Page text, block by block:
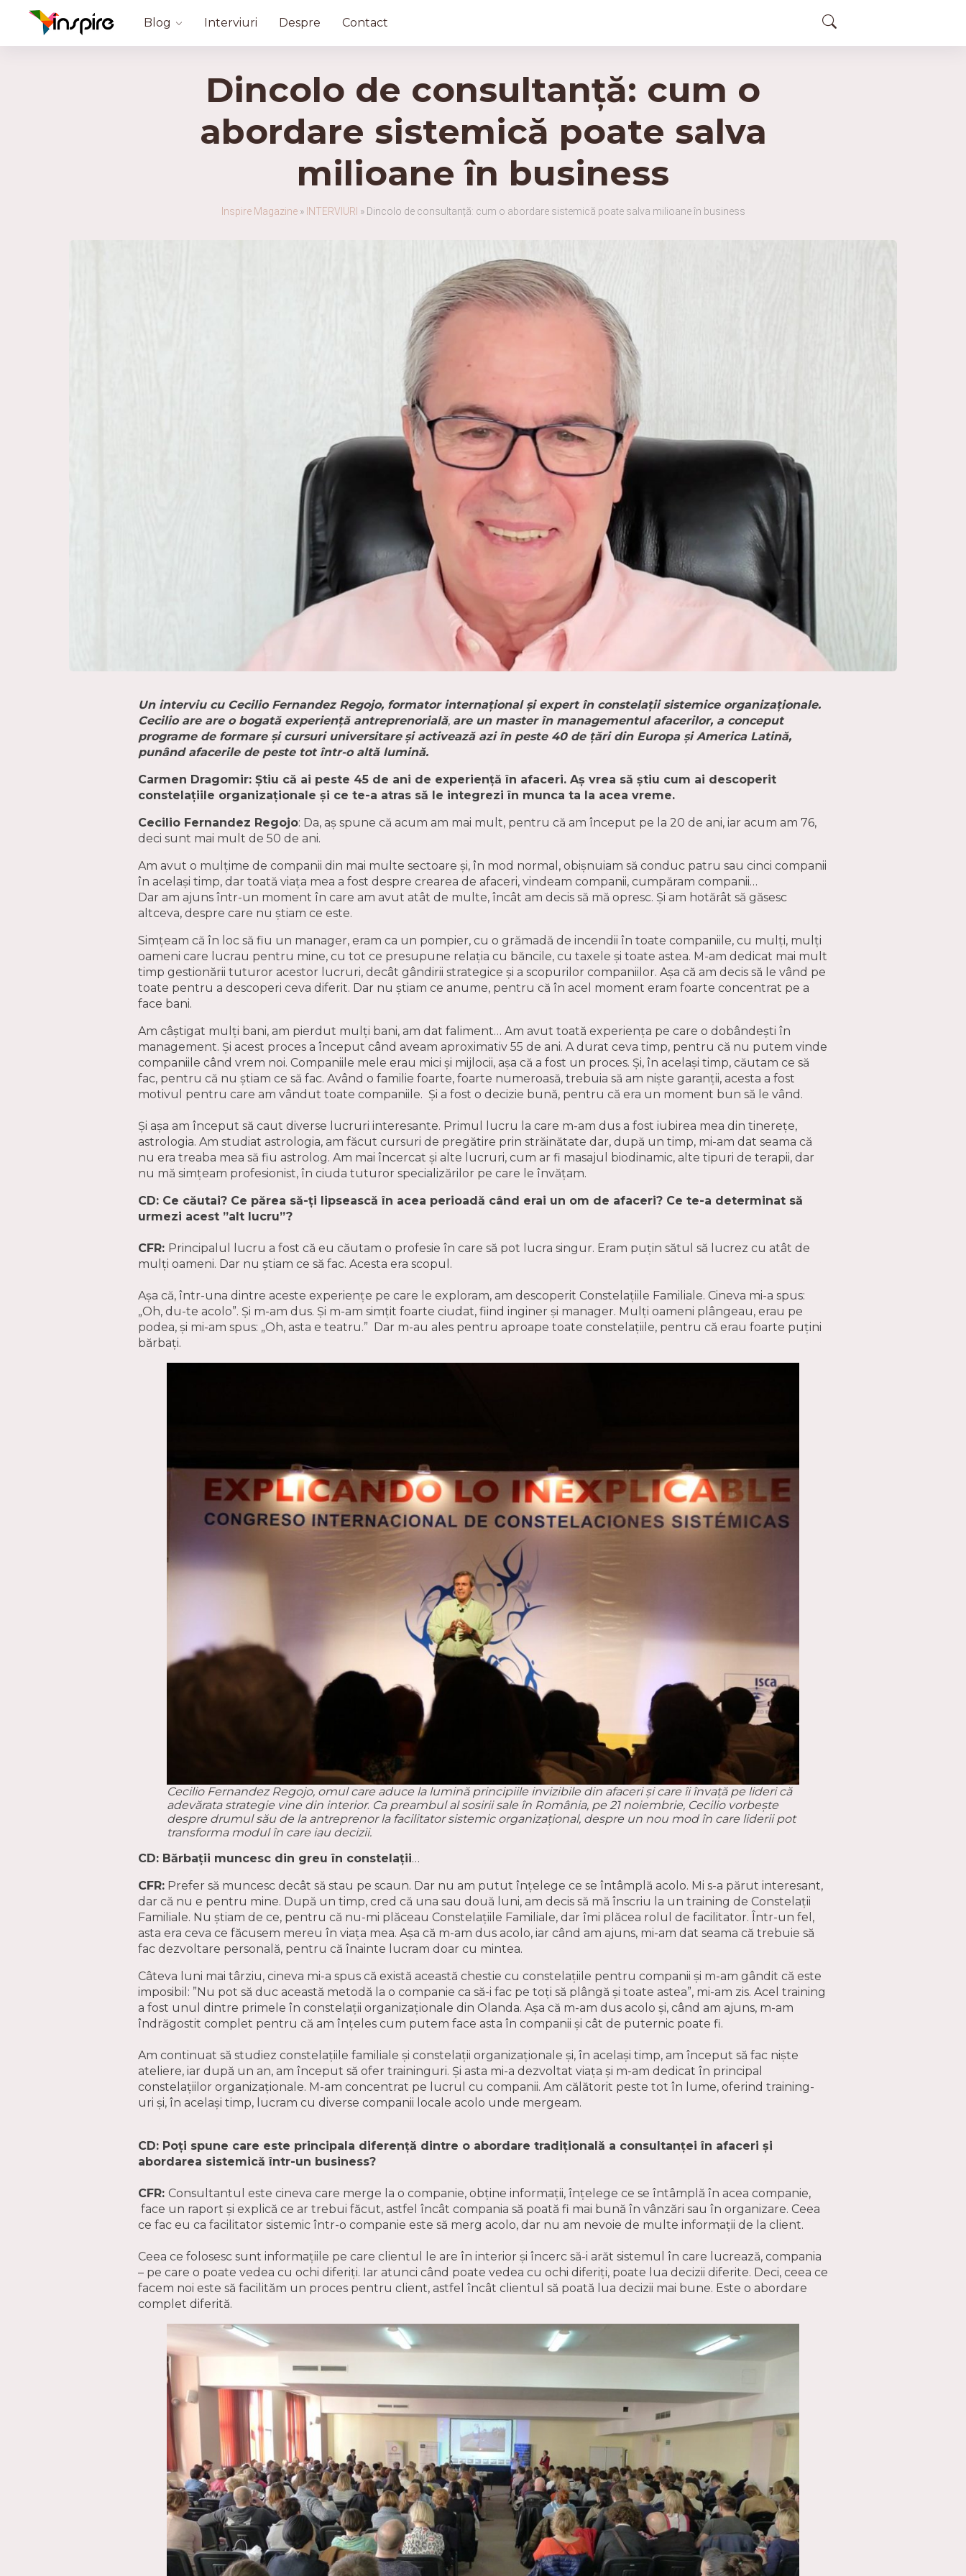
Blog Interviuri Despre Contact
Dincolo de consultanță: cum o
abordare sistemică poate salva
milioane în business
Inspire Magazine» INTERVIURI » Dincolo de consultanță: cum o abordare sistemică poate salva milioane în business
Un interviu cu Cecilio Fernandez Regojo, formator internațional și expert în constelații sistemice organizaționale.
Cecilio are are o bogată experiență antreprenorială, are un master în managementul afacerilor, a conceput
programe de formare și cursuri universitare și activează azi în peste 40 de țări din Europa și America Latină,
punând afacerile de peste tot într-o altă lumină.
Carmen Dragomir: Știu că ai peste 45 de ani de experiență în afaceri. Aș vrea să știu cum ai descoperit
constelațiile organizaționale și ce te-a atras să le integrezi în munca ta la acea vreme.
Cecilio Fernandez Regojo: Da, aș spune că acum am mai mult, pentru că am început pe la 20 de ani, iar acum am 76,
deci sunt mai mult de 50 de ani.
Am avut o mulțime de companii din mai multe sectoare și, în mod normal, obișnuiam să conduc patru sau cinci companii
în același timp, dar toată viața mea a fost despre crearea de afaceri, vindeam companii, cumpăram companii…
Dar am ajuns într-un moment în care am avut atât de multe, încât am decis să mă opresc. Și am hotărât să găsesc
altceva, despre care nu știam ce este.
Simțeam că în loc să fiu un manager, eram ca un pompier, cu o grămadă de incendii în toate companiile, cu mulți, mulți
oameni care lucrau pentru mine, cu tot ce presupune relația cu băncile, cu taxele și toate astea. M-am dedicat mai mult
timp gestionării tuturor acestor lucruri, decât gândirii strategice și a scopurilor companiilor. Așa că am decis să le vând pe
toate pentru a descoperi ceva diferit. Dar nu știam ce anume, pentru că în acel moment eram foarte concentrat pe a
face bani.
Am câștigat mulți bani, am pierdut mulți bani, am dat faliment… Am avut toată experiența pe care o dobândești în
management. Și acest proces a început când aveam aproximativ 55 de ani. A durat ceva timp, pentru că nu putem vinde
companiile când vrem noi. Companiile mele erau mici și mijlocii, așa că a fost un proces. Și, în același timp, căutam ce să
fac, pentru că nu știam ce să fac. Având o familie foarte, foarte numeroasă, trebuia să am niște garanții, acesta a fost
motivul pentru care am vândut toate companiile. Și a fost o decizie bună, pentru că era un moment bun să le vând.
Și așa am început să caut diverse lucruri interesante. Primul lucru la care m-am dus a fost iubirea mea din tinerețe,
astrologia. Am studiat astrologia, am făcut cursuri de pregătire prin străinătate dar, după un timp, mi-am dat seama că
nu era treaba mea să fiu astrolog. Am mai încercat și alte lucruri, cum ar fi masajul biodinamic, alte tipuri de terapii, dar
nu mă simțeam profesionist, în ciuda tuturor specializărilor pe care le învățam.
CD: Ce căutai? Ce părea să-ți lipsească în acea perioadă când erai un om de afaceri? Ce te-a determinat să
urmezi acest ”alt lucru”?
CFR: Principalul lucru a fost că eu căutam o profesie în care să pot lucra singur. Eram puțin sătul să lucrez cu atât de
mulți oameni. Dar nu știam ce să fac. Acesta era scopul.
Așa că, într-una dintre aceste experiențe pe care le exploram, am descoperit Constelațiile Familiale. Cineva mi-a spus:
„Oh, du-te acolo”. Și m-am dus. Și m-am simțit foarte ciudat, fiind inginer și manager. Mulți oameni plângeau, erau pe
podea, și mi-am spus: „Oh, asta e teatru.” Dar m-au ales pentru aproape toate constelațiile, pentru că erau foarte puțini
bărbați.
Cecilio Fernandez Regojo, omul care aduce la lumină principiile invizibile din afaceri și care îi învață pe lideri că
adevărata strategie vine din interior. Ca preambul al sosirii sale în România, pe 21 noiembrie, Cecilio vorbește
despre drumul său de la antreprenor la facilitator sistemic organizațional, despre un nou mod în care liderii pot
transforma modul în care iau decizii.
CD: Bărbații muncesc din greu în constelații…
CFR: Prefer să muncesc decât să stau pe scaun. Dar nu am putut înțelege ce se întâmplă acolo. Mi s-a părut interesant,
dar că nu e pentru mine. După un timp, cred că una sau două luni, am decis să mă înscriu la un training de Constelații
Familiale. Nu știam de ce, pentru că nu-mi plăceau Constelațiile Familiale, dar îmi plăcea rolul de facilitator. Într-un fel,
asta era ceva ce făcusem mereu în viața mea. Așa că m-am dus acolo, iar când am ajuns, mi-am dat seama că trebuie să
fac dezvoltare personală, pentru că înainte lucram doar cu mintea.
Câteva luni mai târziu, cineva mi-a spus că există această chestie cu constelațiile pentru companii și m-am gândit că este
imposibil: ”Nu pot să duc această metodă la o companie ca să-i fac pe toți să plângă și toate astea”, mi-am zis. Acel training
a fost unul dintre primele în constelații organizaționale din Olanda. Așa că m-am dus acolo și, când am ajuns, m-am
îndrăgostit complet pentru că am înțeles cum putem face asta în companii și cât de puternic poate fi.
Am continuat să studiez constelațiile familiale și constelații organizaționale și, în același timp, am început să fac niște
ateliere, iar după un an, am început să ofer traininguri. Și asta mi-a dezvoltat viața și m-am dedicat în principal
constelațiilor organizaționale. M-am concentrat pe lucrul cu companii. Am călătorit peste tot în lume, oferind training-
uri și, în același timp, lucram cu diverse companii locale acolo unde mergeam.
CD: Poți spune care este principala diferență dintre o abordare tradițională a consultanței în afaceri și
abordarea sistemică într-un business?
CFR: Consultantul este cineva care merge la o companie, obține informații, înțelege ce se întâmplă în acea companie,
face un raport și explică ce ar trebui făcut, astfel încât compania să poată fi mai bună în vânzări sau în organizare. Ceea
ce fac eu ca facilitator sistemic într-o companie este să merg acolo, dar nu am nevoie de multe informații de la client.
Ceea ce folosesc sunt informațiile pe care clientul le are în interior și încerc să-i arăt sistemul în care lucrează, compania
– pe care o poate vedea cu ochi diferiți. Iar atunci când poate vedea cu ochi diferiți, poate lua decizii diferite. Deci, ceea ce
facem noi este să facilităm un proces pentru client, astfel încât clientul să poată lua decizii mai bune. Este o abordare
complet diferită.